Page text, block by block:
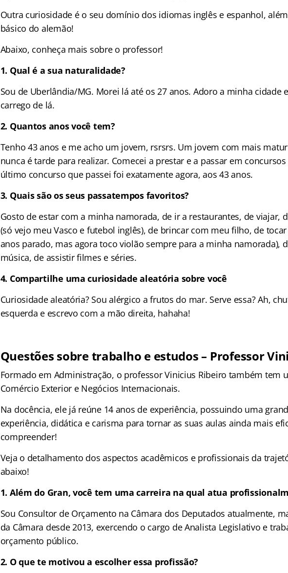
Outra curiosidade é o seu domínio dos idiomas inglês e espanhol,
básico do alemão!
Abaixo, conheça mais sobre o professor!
1. Qual é a sua naturalidade?
Sou de Uberlândia/MG. Morei lá até os 27 anos. Adoro a minha cidade
carrego de lá.
2. Quantos anos você tem?
Tenho 43 anos e me acho um jovem, rsrsrs. Um jovem com mais
nunca é tarde para realizar. Comecei a prestar e a passar em
último concurso que passei foi exatamente agora, aos 43 anos.
3. Quais são os seus passatempos favoritos?
Gosto de estar com a minha namorada, de ir a restaurantes, de viajar,
(só vejo meu Vasco e futebol inglês), de brincar com meu filho, de
anos parado, mas agora toco violão sempre para a minha namorada),
música, de assistir filmes e séries.
4. Compartilhe uma curiosidade aleatória sobre você
Curiosidade aleatória? Sou alérgico a frutos do mar. Serve essa? Ah,
esquerda e escrevo com a mão direita, hahaha!
Questões sobre trabalho e estudos – Professor
Formado em Administração, o professor Vinicius Ribeiro também tem
Comércio Exterior e Negócios Internacionais.
Na docência, ele já reúne 14 anos de experiência, possuindo uma
experiência, didática e carisma para tornar as suas aulas ainda mais
compreender!
Veja o detalhamento dos aspectos acadêmicos e profissionais da
abaixo!
1. Além do Gran, você tem uma carreira na qual atua
Sou Consultor de Orçamento na Câmara dos Deputados atualmente,
da Câmara desde 2013, exercendo o cargo de Analista Legislativo e
orçamento público.
2. O que te motivou a escolher essa profissão?